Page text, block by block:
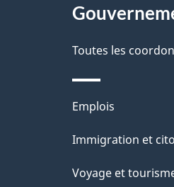
s
d
e
l
a
Toutes les
Thèmes
et
Emplois
Immigration et
Voyage et